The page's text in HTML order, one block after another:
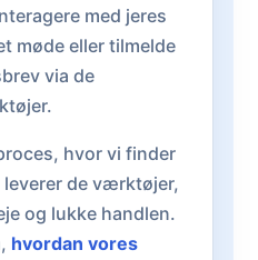
med jeres
møde eller tilmelde
via de
hvor vi finder
de værktøjer,
og lukke handlen.
hvordan vores